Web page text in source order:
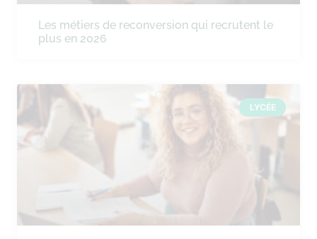
Les métiers de reconversion qui recrutent le
plus en 2026
LYCÉE